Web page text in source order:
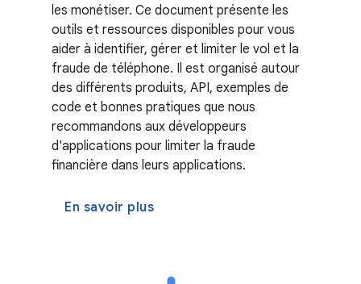
les monétiser. Ce document présente les
outils et ressources disponibles pour vous
aider à identifier, gérer et limiter le vol et la
fraude de téléphone. Il est organisé autour
des différents produits, API, exemples de
code et bonnes pratiques que nous
recommandons aux développeurs
d'applications pour limiter la fraude
financière dans leurs applications.
En savoir plus